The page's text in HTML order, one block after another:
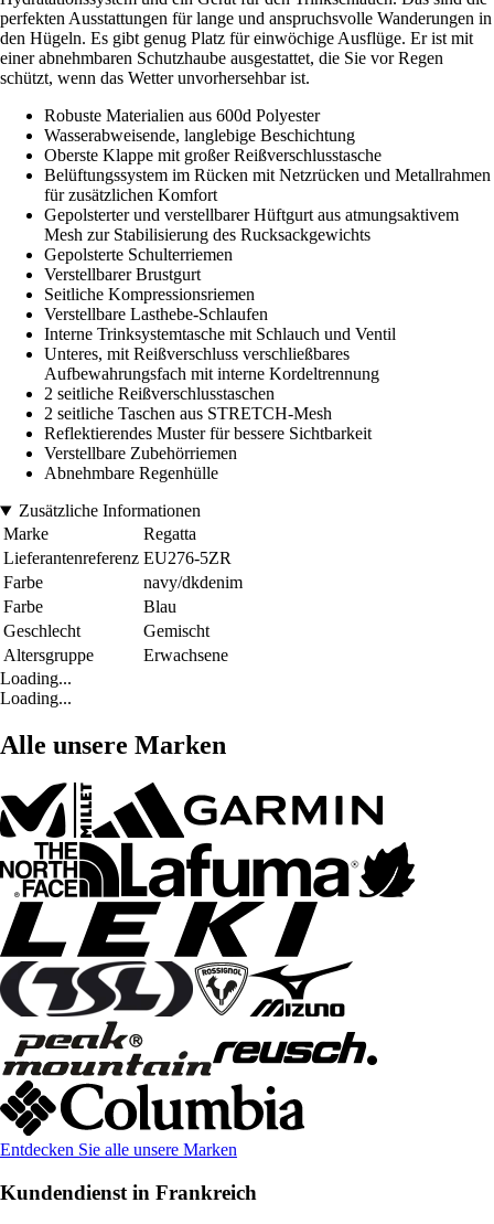
perfekten Ausstattungen für lange und anspruchsvolle Wanderungen in
den Hügeln. Es gibt genug Platz für einwöchige Ausflüge. Er ist mit
einer abnehmbaren Schutzhaube ausgestattet, die Sie vor Regen
schützt, wenn das Wetter unvorhersehbar ist.
Robuste Materialien aus 600d Polyester
Wasserabweisende, langlebige Beschichtung
Oberste Klappe mit großer Reißverschlusstasche
Belüftungssystem im Rücken mit Netzrücken und Metallrahmen
für zusätzlichen Komfort
Gepolsterter und verstellbarer Hüftgurt aus atmungsaktivem
Mesh zur Stabilisierung des Rucksackgewichts
Gepolsterte Schulterriemen
Verstellbarer Brustgurt
Seitliche Kompressionsriemen
Verstellbare Lasthebe-Schlaufen
Interne Trinksystemtasche mit Schlauch und Ventil
Unteres, mit Reißverschluss verschließbares
Aufbewahrungsfach mit interne Kordeltrennung
2 seitliche Reißverschlusstaschen
2 seitliche Taschen aus STRETCH-Mesh
Reflektierendes Muster für bessere Sichtbarkeit
Verstellbare Zubehörriemen
Abnehmbare Regenhülle
Zusätzliche Informationen
Marke
Regatta
Lieferantenreferenz EU276-5ZR
Farbe
navy/dkdenim
Farbe
Blau
Geschlecht
Gemischt
Altersgruppe
Erwachsene
Loading...
Loading...
Alle unsere Marken
Entdecken Sie alle unsere Marken
Kundendienst in Frankreich